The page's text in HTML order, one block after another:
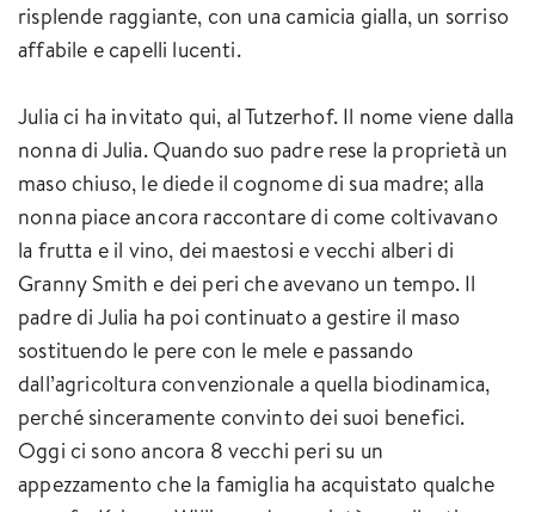
risplende raggiante, con una camicia gialla, un sorriso
affabile e capelli lucenti.
Julia ci ha invitato qui, al Tutzerhof. Il nome viene dalla
nonna di Julia. Quando suo padre rese la proprietà un
maso chiuso, le diede il cognome di sua madre; alla
nonna piace ancora raccontare di come coltivavano
la frutta e il vino, dei maestosi e vecchi alberi di
Granny Smith e dei peri che avevano un tempo. Il
padre di Julia ha poi continuato a gestire il maso
sostituendo le pere con le mele e passando
dall’agricoltura convenzionale a quella biodinamica,
perché sinceramente convinto dei suoi benefici.
Oggi ci sono ancora 8 vecchi peri su un
appezzamento che la famiglia ha acquistato qualche